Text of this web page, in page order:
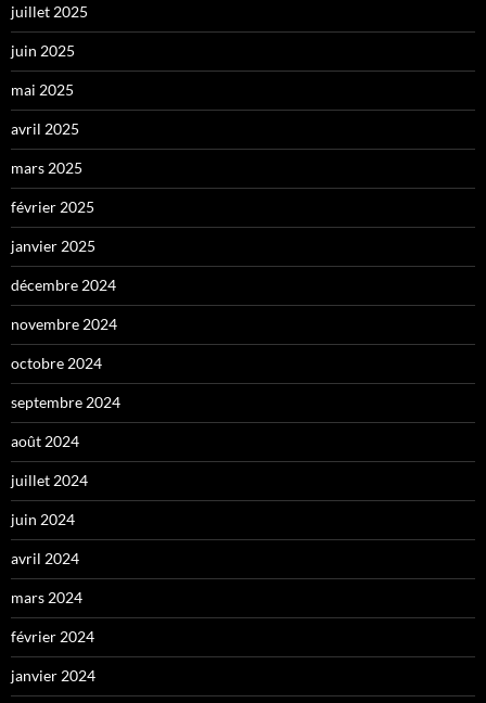
juillet 2025
juin 2025
mai 2025
avril 2025
mars 2025
février 2025
janvier 2025
décembre 2024
novembre 2024
octobre 2024
septembre 2024
août 2024
juillet 2024
juin 2024
avril 2024
mars 2024
février 2024
janvier 2024